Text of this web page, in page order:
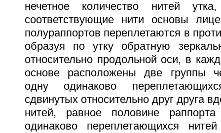
нечетное количество нитей
соответствующие нити основы
полураппортов переплетаются в
образуя по утку обратную
относительно продольной оси, в
основе расположены две группы
одну одинаково
сдвинутых относительно друг друга
нитей, равное половине
одинаково переплетающихся